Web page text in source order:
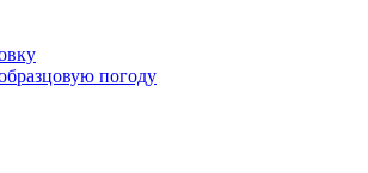
погоду